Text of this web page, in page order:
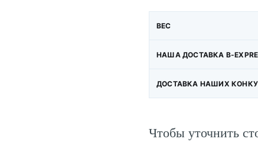
ВЕС
НАША ДОСТАВКА B-
ДОСТАВКА НАШИХ
Чтобы уточнить